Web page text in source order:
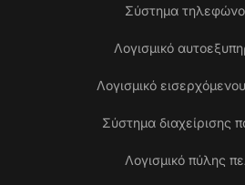
Σύστημα
Λογισμικό
Λογισμικό
Σύστημα διαχείρισης
Λογισμικό πύλης